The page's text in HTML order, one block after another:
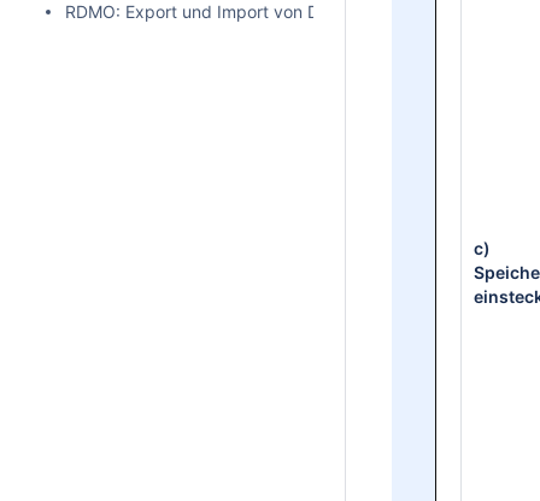
RDMO: Export und Import von Datenmanagementplänen
c)